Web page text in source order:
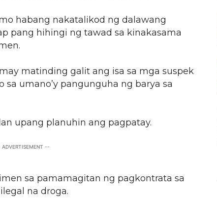
habang nakatalikod ng dalawang
pang hihingi ng tawad sa kinakasama
matinding galit ang isa sa mga suspek
umano’y pangunguha ng barya sa
upang planuhin ang pagpatay.
--
sa pamamagitan ng pagkontrata sa
na droga.